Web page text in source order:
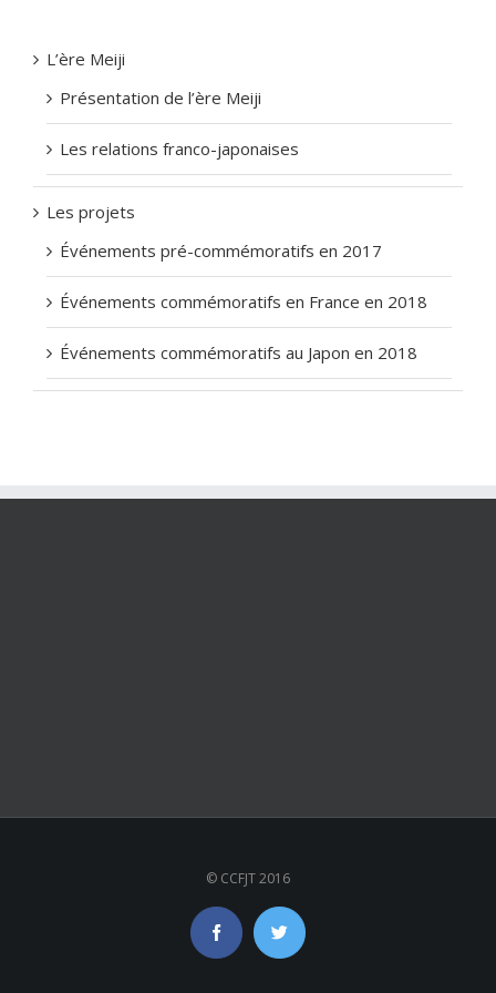
L’ère Meiji
Présentation de l’ère Meiji
Les relations franco-japonaises
Les projets
Événements pré-commémoratifs en 2017
Événements commémoratifs en France en 2018
Événements commémoratifs au Japon en 2018
© CCFJT 2016
Facebook Twitter